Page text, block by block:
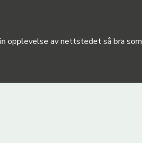
opplevelse av nettstedet så bra